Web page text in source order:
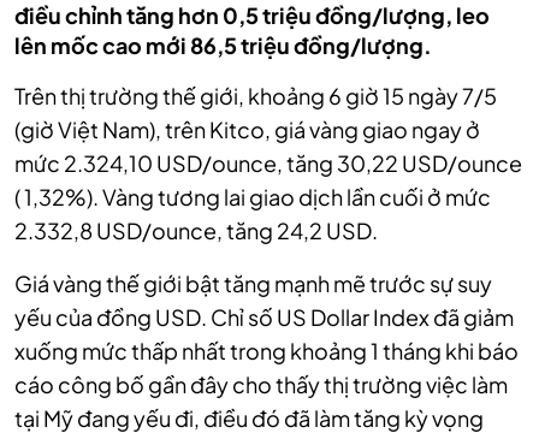
điều chỉnh tăng hơn 0,5 triệu đồng/lượng, leo
lên mốc cao mới 86,5 triệu đồng/lượng.
Trên thị trường thế giới, khoảng 6 giờ 15 ngày 7/5
(giờ Việt Nam), trên‏‏ Kitco, giá vàng giao ngay ở
mức 2.324,10 USD/ounce, tăng 30,22 USD/ounce
( 1,32%). Vàng tương lai giao dịch lần cuối ở mức
2.332,8 USD/ounce, tăng 24,2 USD.
Giá vàng thế giới bật tăng mạnh mẽ trước sự suy
yếu của đồng USD. Chỉ số US Dollar Index đã giảm
xuống mức thấp nhất trong khoảng 1 tháng khi báo
cáo công bố gần đây cho thấy thị trường việc làm
tại Mỹ đang yếu đi, điều đó đã làm tăng kỳ vọng